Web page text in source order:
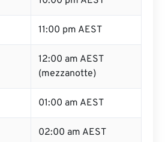
11:00 pm AEST
12:00 am AEST
(mezzanotte)
01:00 am AEST
02:00 am AEST